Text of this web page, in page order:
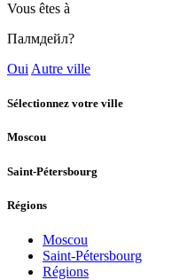
Vous êtes à
Палмдейл?
Oui Autre ville
Sélectionnez votre ville
Moscou
Saint-Pétersbourg
Régions
Moscou
Saint-Pétersbourg
Régions